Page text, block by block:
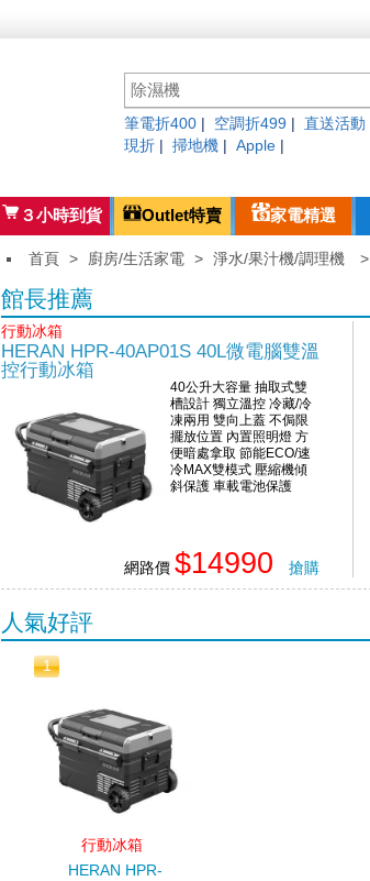
筆電折400 空調折499 直送活動
現折
掃地機 Apple
３小時到貨 Outlet特賣 家電精選
首頁 > 廚房/生活家電 > 淨水/果汁機/調理機 >
館長推薦
行動冰箱
HERAN HPR-40AP01S 40L微電腦雙溫
控行動冰箱
40公升大容量 抽取式雙
槽設計 獨立溫控 冷藏/冷
凍兩用 雙向上蓋 不侷限
擺放位置 內置照明燈 方
便暗處拿取 節能ECO/速
冷MAX雙模式 壓縮機傾
斜保護 車載電池保護
網路價 $14990 搶購
人氣好評
1
行動冰箱
HERAN HPR-